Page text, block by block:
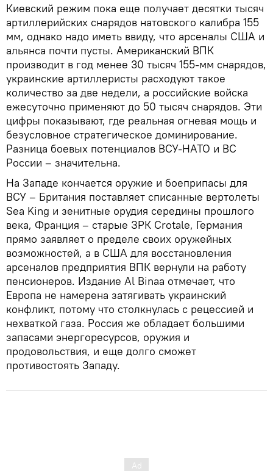
Киевский режим пока еще получает десятки тысяч
артиллерийских снарядов натовского калибра 155
мм, однако надо иметь ввиду, что арсеналы США и
альянса почти пусты. Американский ВПК
производит в год менее 30 тысяч 155-мм снарядов,
украинские артиллеристы расходуют такое
количество за две недели, а российские войска
ежесуточно применяют до 50 тысяч снарядов. Эти
цифры показывают, где реальная огневая мощь и
безусловное стратегическое доминирование.
Разница боевых потенциалов ВСУ-НАТО и ВС
России – значительна.
На Западе кончается оружие и боеприпасы для
ВСУ – Британия поставляет списанные вертолеты
Sea King и зенитные орудия середины прошлого
века, Франция – старые ЗРК Crotale, Германия
прямо заявляет о пределе своих оружейных
возможностей, а в США для восстановления
арсеналов предприятия ВПК вернули на работу
пенсионеров. Издание Al Binaa отмечает, что
Европа не намерена затягивать украинский
конфликт, потому что столкнулась с рецессией и
нехваткой газа. Россия же обладает большими
запасами энергоресурсов, оружия и
продовольствия, и еще долго сможет
противостоять Западу.